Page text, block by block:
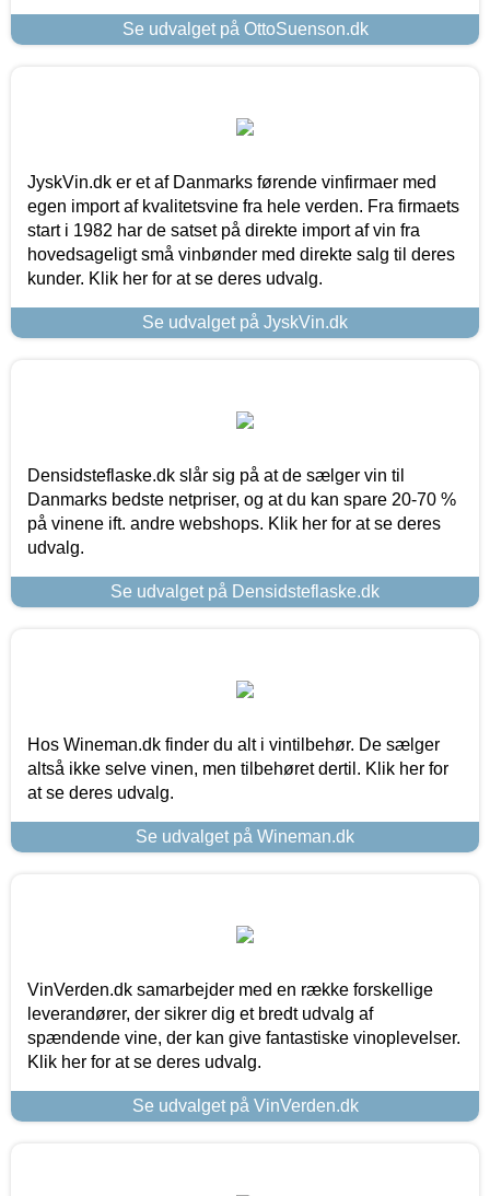
Se udvalget på OttoSuenson.dk
JyskVin.dk er et af Danmarks førende vinfirmaer med
egen import af kvalitetsvine fra hele verden. Fra firmaets
start i 1982 har de satset på direkte import af vin fra
hovedsageligt små vinbønder med direkte salg til deres
kunder. Klik her for at se deres udvalg.
Se udvalget på JyskVin.dk
Densidsteflaske.dk slår sig på at de sælger vin til
Danmarks bedste netpriser, og at du kan spare 20-70 %
på vinene ift. andre webshops. Klik her for at se deres
udvalg.
Se udvalget på Densidsteflaske.dk
Hos Wineman.dk finder du alt i vintilbehør. De sælger
altså ikke selve vinen, men tilbehøret dertil. Klik her for
at se deres udvalg.
Se udvalget på Wineman.dk
VinVerden.dk samarbejder med en række forskellige
leverandører, der sikrer dig et bredt udvalg af
spændende vine, der kan give fantastiske vinoplevelser.
Klik her for at se deres udvalg.
Se udvalget på VinVerden.dk